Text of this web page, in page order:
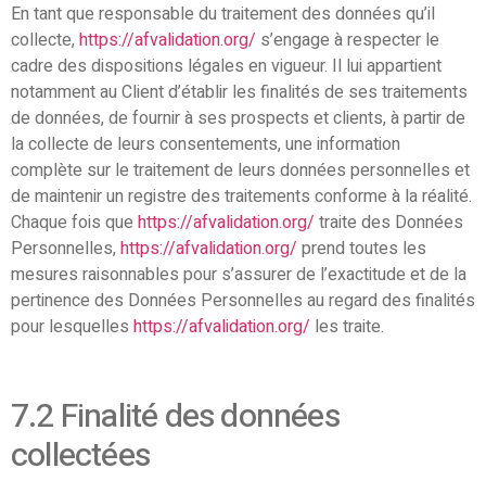
En tant que responsable du traitement des données qu’il
collecte, https://afvalidation.org/ s’engage à respecter le
cadre des dispositions légales en vigueur. Il lui appartient
notamment au Client d’établir les finalités de ses traitements
de données, de fournir à ses prospects et clients, à partir de
la collecte de leurs consentements, une information
complète sur le traitement de leurs données personnelles et
de maintenir un registre des traitements conforme à la réalité.
Chaque fois que https://afvalidation.org/ traite des Données
Personnelles, https://afvalidation.org/ prend toutes les
mesures raisonnables pour s’assurer de l’exactitude et de la
pertinence des Données Personnelles au regard des finalités
pour lesquelles https://afvalidation.org/ les traite.
7.2 Finalité des données
collectées